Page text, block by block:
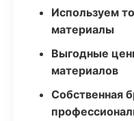
Используем
материалы
Выгодные
материалов
Собственная